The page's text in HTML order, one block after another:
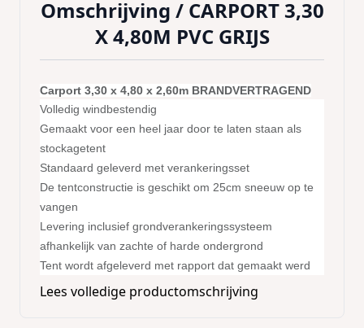
Omschrijving / CARPORT 3,30
X 4,80M PVC GRIJS
Carport 3,30 x 4,80 x 2,60m BRANDVERTRAGEND
Volledig windbestendig
Gemaakt voor een heel jaar door te laten staan als
stockagetent
Standaard geleverd met verankeringsset
De tentconstructie is geschikt om 25cm sneeuw op te
vangen
Levering inclusief grondverankeringssysteem
afhankelijk van zachte of harde ondergrond
Tent wordt afgeleverd met rapport dat gemaakt werd
door speciaal ingenieursbureau.
Lees volledige productomschrijving